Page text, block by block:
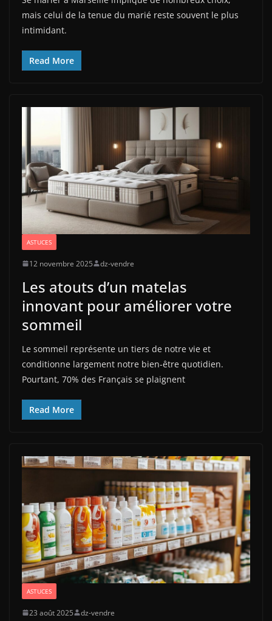
mais celui de la tenue du marié reste souvent le plus
intimidant.
Read More
ASTUCES
12 novembre 2025 dz-vendre
Les atouts d’un matelas
innovant pour améliorer votre
sommeil
Le sommeil représente un tiers de notre vie et
conditionne largement notre bien-être quotidien.
Pourtant, 70% des Français se plaignent
Read More
ASTUCES
23 août 2025 dz-vendre